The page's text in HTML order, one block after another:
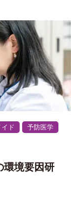
イド
予防医学
環境要因研